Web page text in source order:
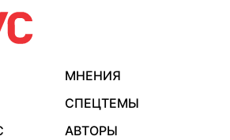
МНЕНИЯ
СПЕЦТЕМЫ
АВТОРЫ